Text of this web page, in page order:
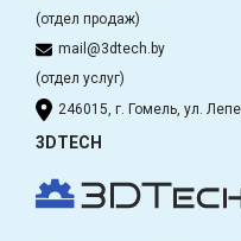
(отдел продаж)
mail@3dtech.by
(отдел услуг)
246015, г. Гомель, ул.
3DTECH